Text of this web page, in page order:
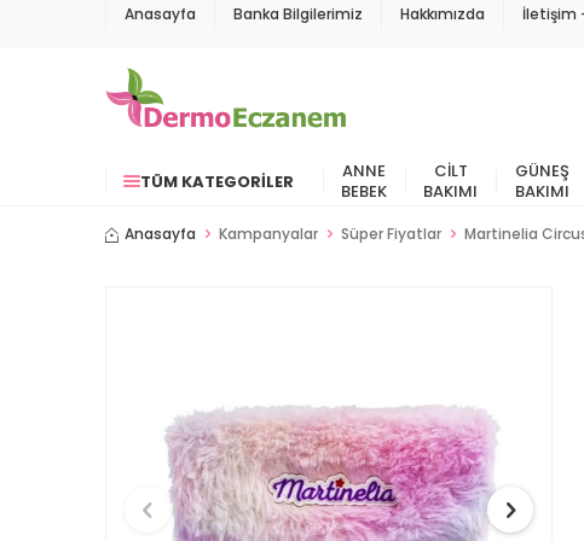
Anasayfa Banka Bilgilerimiz Hakkımızda İletişim
TÜM KATEGORILER
ANNE
BEBEK
CILT
BAKIMI
GÜNEŞ
BAKIMI
Anasayfa Kampanyalar Süper Fiyatlar Martinelia